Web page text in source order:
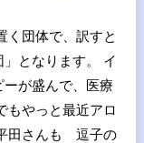
く団体で、訳すと
」となります。 イ
が盛んで、医療
もやっと最近アロ
田さんも 逗子の